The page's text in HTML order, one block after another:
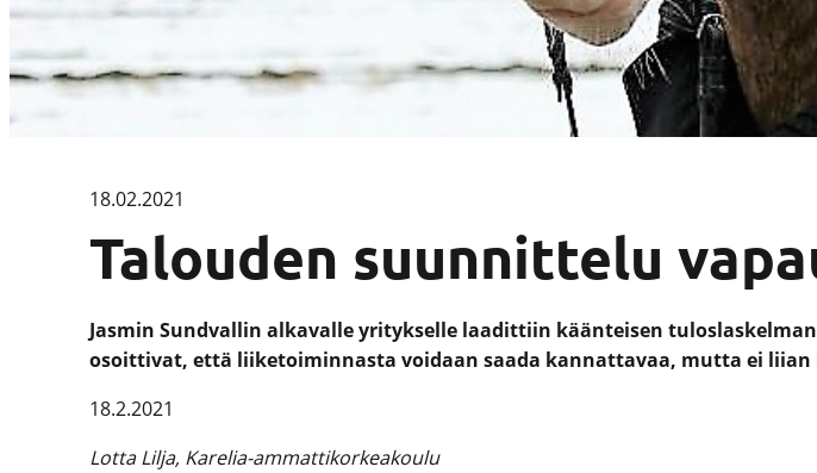
18.02.2021
Talouden suunnittelu
Jasmin Sundvallin alkavalle yritykselle laadittiin käänteisen
osoittivat, että liiketoiminnasta voidaan saada kannattavaa, mutta ei
18.2.2021
Lotta Lilja, Karelia-ammattikorkeakoulu